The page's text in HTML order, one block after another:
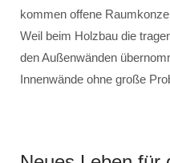
kommen offene
Weil beim Holzbau die
den Außenwänden
Innenwände ohne große